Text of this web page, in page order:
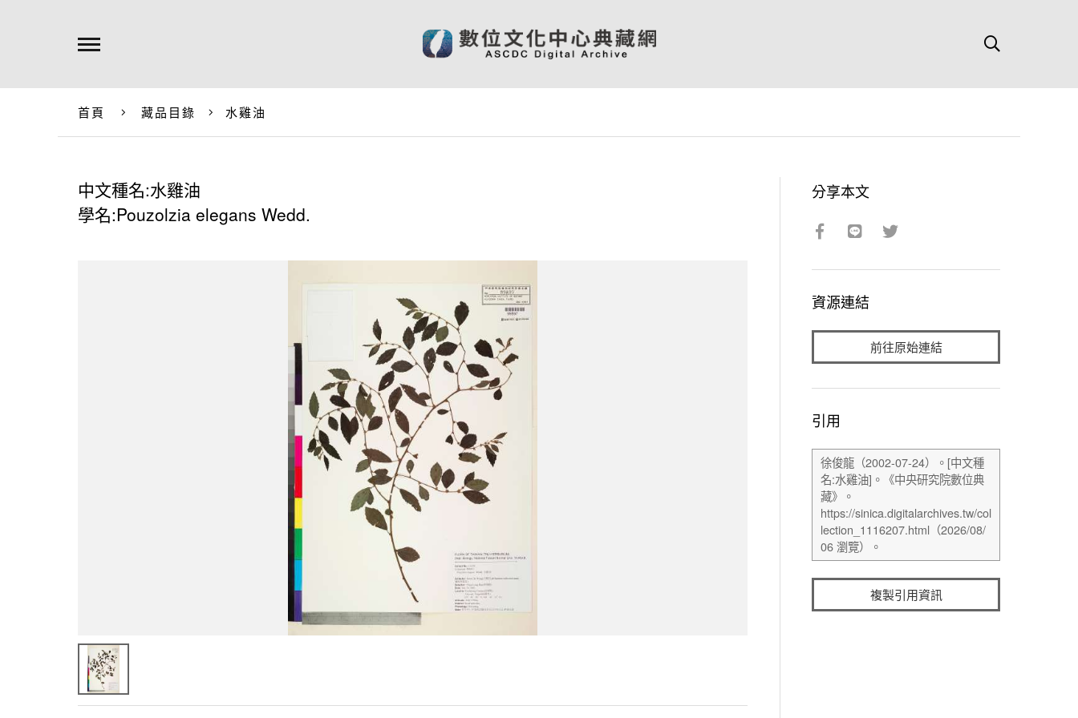
首頁 藏品目錄 水雞油
中文種名:水雞油
學名:Pouzolzia elegans Wedd.
分享本文
資源連結
前往原始連結
引用
複製引用資訊